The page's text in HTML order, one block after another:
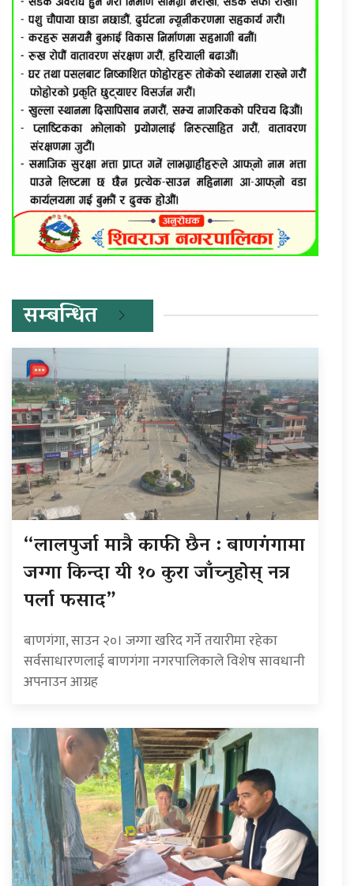
सम्बन्धित
“लालपुर्जा मात्रै काफी छैन : बाणगंगामा
जग्गा किन्दा यी १० कुरा जाँच्नुहोस् नत्र
पर्ला फसाद”
बाणगंगा, साउन २०। जग्गा खरिद गर्ने तयारीमा रहेका
सर्वसाधारणलाई बाणगंगा नगरपालिकाले विशेष सावधानी
अपनाउन आग्रह